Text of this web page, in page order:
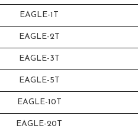
EAGLE-1T
EAGLE-2T
EAGLE-3T
EAGLE-5T
EAGLE-10T
EAGLE-20T